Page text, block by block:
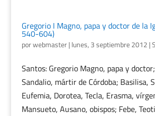
Gregorio I Magno, papa y doctor de la
540-604)
porwebmaster| lunes, 3 septiembre 2012 |
Santos: Gregorio Magno, papa y
Sandalio, mártir de Córdoba; Basilisa,
Eufemia, Dorotea, Tecla, Erasma,
Mansueto, Ausano, obispos; Febe,